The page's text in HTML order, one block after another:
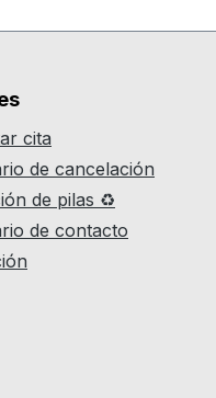
cita
de cancelación
de pilas ♻
de contacto